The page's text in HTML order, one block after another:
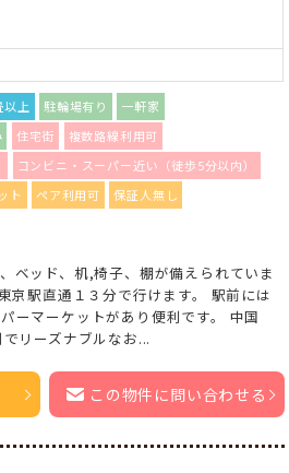
以上 駐輪場有り
一軒家
住宅街
複数路線利用可
コンビニ・スーパー近い（徒歩5分以内）
ト ペア利用可
保証人無し
ベッド、机,椅子、棚が備えられていま
京駅直通１３分で行けます。 駅前には
ーマーケットがあり便利です。 中国
リーズナブルなお...
この物件に問い合わせる